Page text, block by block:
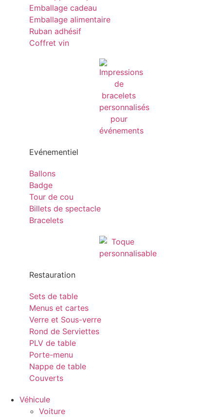
Emballage cadeau
Emballage alimentaire
Ruban adhésif
Coffret vin
Evénementiel
Ballons
Badge
Tour de cou
Billets de spectacle
Bracelets
Restauration
Sets de table
Menus et cartes
Verre et Sous-verre
Rond de Serviettes
PLV de table
Porte-menu
Nappe de table
Couverts
Véhicule
Voiture